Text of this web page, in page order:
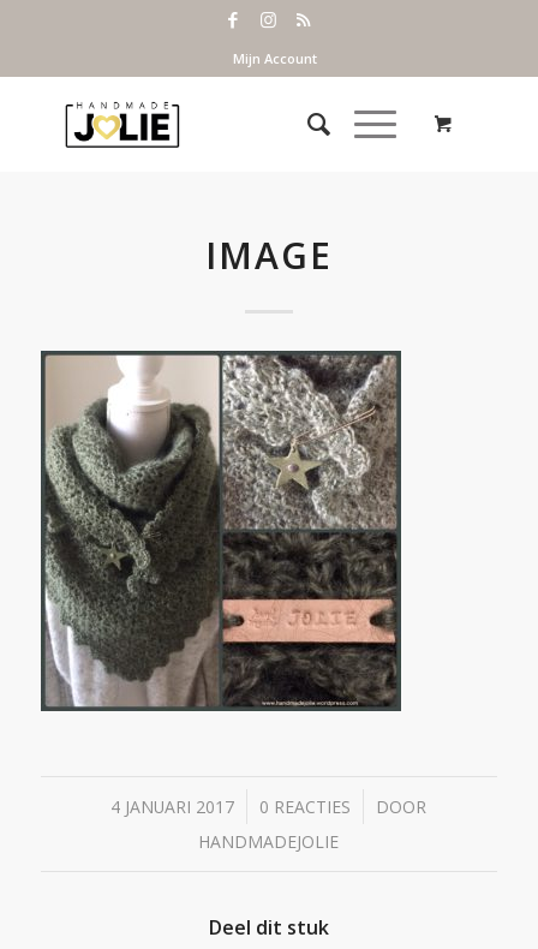
Mijn Account
IMAGE
4 JANUARI 2017
/ 0 REACTIES
/
DOOR
HANDMADEJOLIE
Deel dit stuk